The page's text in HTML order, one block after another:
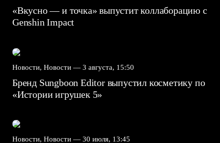
«Вкусно — и точка» выпустит коллаборацию с
Genshin Impact⁠⁠
Новости, Новости — 3 августа, 15:50
Бренд Sungboon Editor выпустил косметику по
«Истории игрушек 5»
Новости, Новости — 30 июля, 13:45